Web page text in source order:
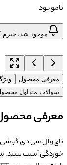
ناموجود
موجود شد، خبرم
معرفی محصول
سوالات متداول
معرفی
تاچ و ال سی دی گوشی
خوردگی آسیب